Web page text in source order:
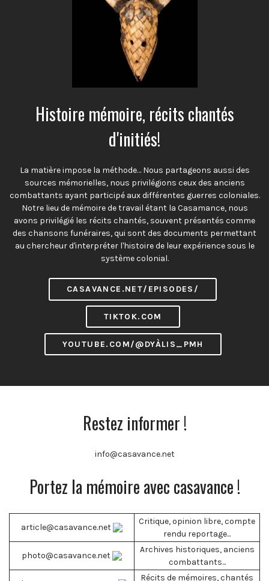
Histoire mémoire, récits chantés
d'initiés!
La matière impose la méthode… Nous partageons aussi des
sources mémorielles, nous privilégions ceux des anciens
combattants ayant participé aux différentes guerres coloniales.
Notre lieu de mémoire de travail étant la Casamance, nous
avons privilégié les récits chantés, souvent présentés comme
des chansons funéraires, qui sont des documents permettant
au chercheur d'interpréter l'histoire de leur expérience sous le
système colonial.
CASAVANCE.NET/EPISODES/
TIKTOK.COM
YOUTUBE.COM/@DYÀLIS_PMH
Restez informer !
info@casavance.net
Portez la mémoire avec casavance !
article@casavance.net
Critique, opinion libre, compte
rendu reportage...
photo@casavance.net
Archives historiques, anciens
combattants...
Récits de mémoires, chantés